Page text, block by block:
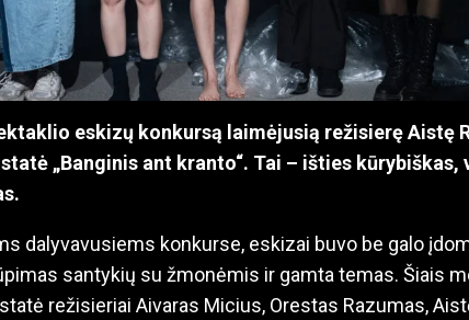
eskizų konkursą laimėjusią režisierę Aistę
„Banginis ant kranto“. Tai – išties kūrybiškas,
dalyvavusiems konkurse, eskizai buvo be galo
santykių su žmonėmis ir gamta temas. Šiais
režisieriai Aivaras Micius, Orestas Razumas,